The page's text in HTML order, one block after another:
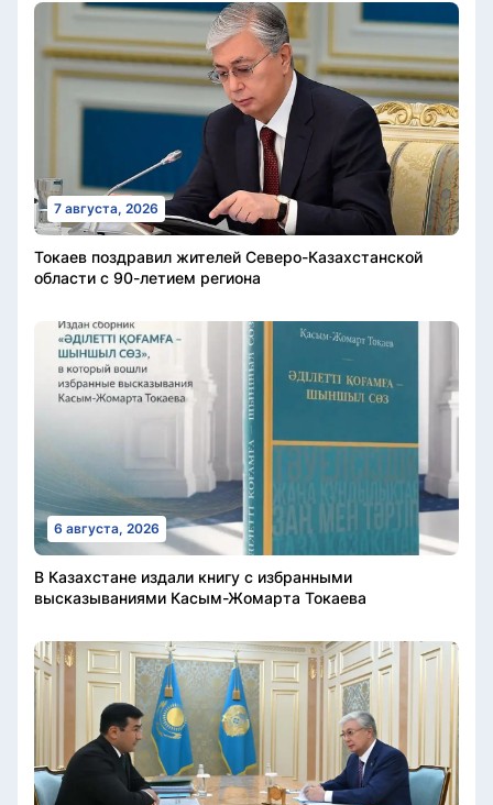
7 августа, 2026
Токаев поздравил жителей Северо-Казахстанской
области с 90-летием региона
6 августа, 2026
В Казахстане издали книгу с избранными
высказываниями Касым-Жомарта Токаева